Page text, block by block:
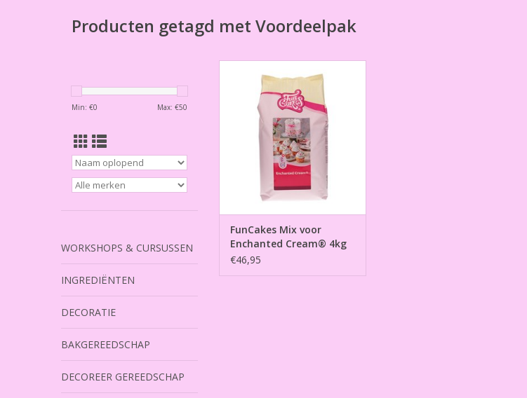
Producten getagd met Voordeelpak
Min: €0 Max: €50
WORKSHOPS & CURSUSSEN
INGREDIËNTEN
DECORATIE
BAKGEREEDSCHAP
DECOREER GEREEDSCHAP
Cream® 4kg
TOEVOEGEN AAN WINKELWAGEN
FunCakes Mix voor
Enchanted Cream® 4kg
€46,95